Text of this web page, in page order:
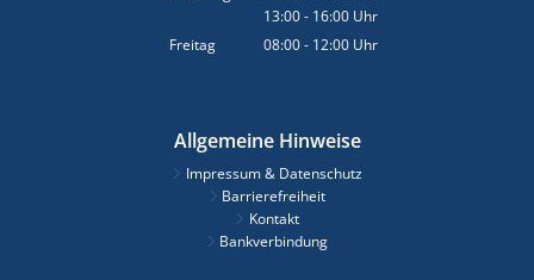
Von 08:00 bis 12:00 Uhr
13:00- 16:00 Uhr
Von 13:00 bis 16:00 Uhr
Freitag 08:00- 12:00 Uhr
Allgemeine Hinweise
Impressum & Datenschutz
Barrierefreiheit
Kontakt
Bankverbindung